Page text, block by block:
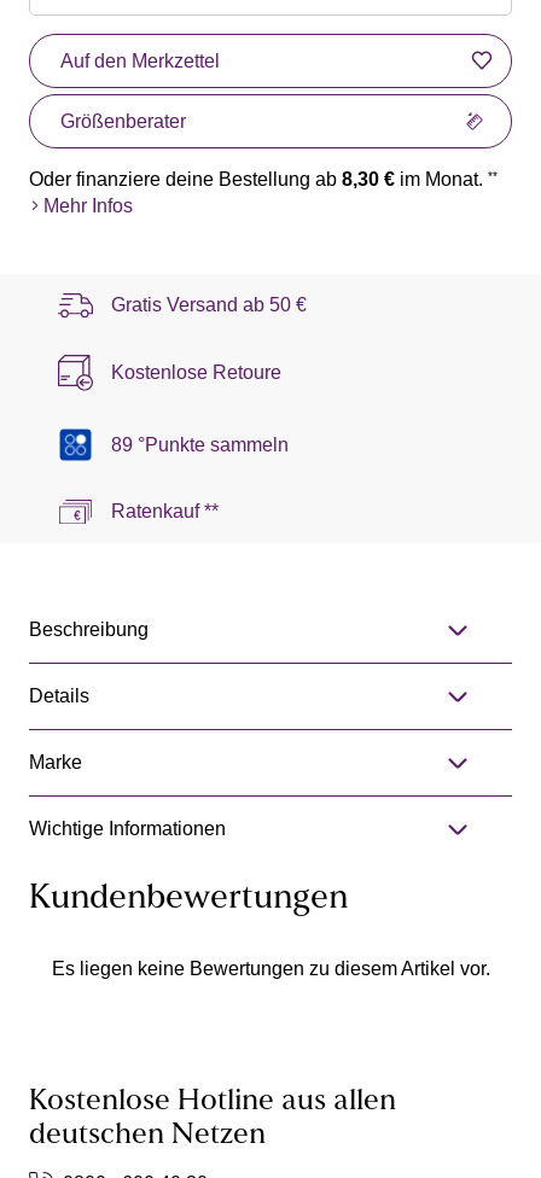
Auf den Merkzettel
Größenberater
Oder finanziere deine Bestellung ab 8,30 € im Monat. **
Mehr Infos
Gratis Versand ab 50 €
Kostenlose Retoure
89 °Punkte sammeln
Ratenkauf **
Beschreibung
Details
Marke
Wichtige Informationen
Kundenbewertungen
Es liegen keine Bewertungen zu diesem Artikel vor.
Kostenlose Hotline aus allen
deutschen Netzen